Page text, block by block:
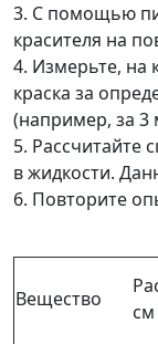
3. С помощью
красителя на
4. Измерьте, на
краска за
(например, за 3
5. Рассчитайте
в жидкости.
6. Повторите
Вещество
см